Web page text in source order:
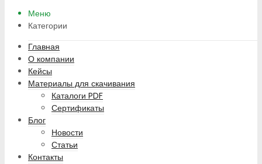
Меню
Категории
Главная
О компании
Кейсы
Материалы для скачивания
Каталоги PDF
Сертификаты
Блог
Новости
Статьи
Контакты